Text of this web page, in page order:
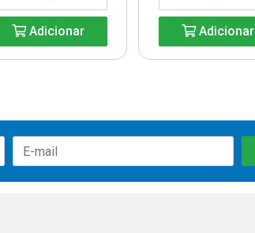
Adicionar Adicionar